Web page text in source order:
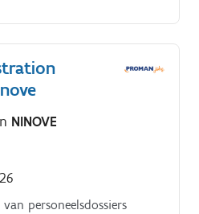
processen
NINOVE
personeelsdossiers